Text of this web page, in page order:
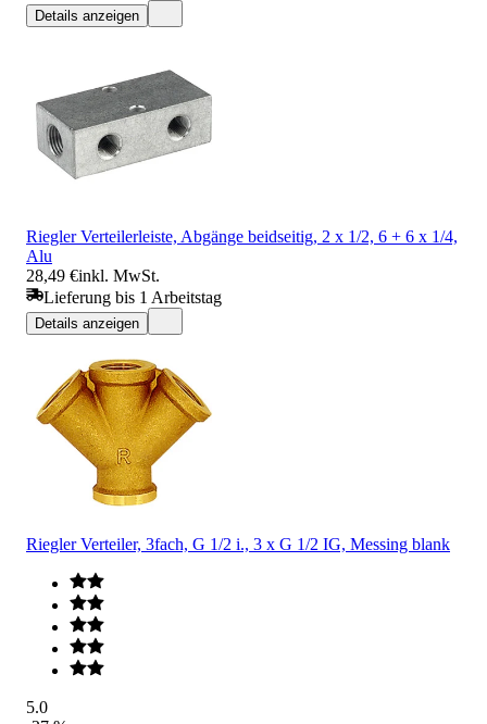
Details anzeigen
Riegler Verteilerleiste, Abgänge beidseitig, 2 x 1/2, 6 + 6 x 1/4,
Alu
28,49 €inkl. MwSt.
Lieferung bis 1 Arbeitstag
Details anzeigen
Riegler Verteiler, 3fach, G 1/2 i., 3 x G 1/2 IG, Messing blank
5.0